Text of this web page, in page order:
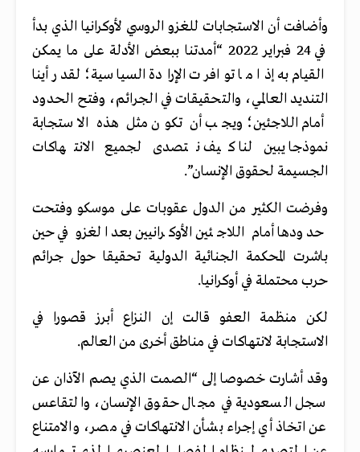
وأضافت أن الاستجابات للغزو الروسي لأوكرانيا الذي بدأ
في 24 فبراير 2022 “أمدتنا ببعض الأدلة على ما يمكن
القيام به إذا ما توافرت الإرادة السياسية؛ لقد رأينا
التنديد العالمي، والتحقيقات في الجرائم، وفتح الحدود
أمام اللاجئين؛ ويجب أن تكون مثل هذه الاستجابة
نموذجا يبين لنا كيف نتصدى لجميع الانتهاكات
الجسيمة لحقوق الإنسان”.
وفرضت الكثير من الدول عقوبات على موسكو وفتحت
حدودها أمام اللاجئين الأوكرانيين بعد الغزو في حين
باشرت المحكمة الجنائية الدولية تحقيقا حول جرائم
حرب محتملة في أوكرانيا.
لكن منظمة العفو قالت إن النزاع أبرز قصورا في
الاستجابة لانتهاكات في مناطق أخرى من العالم.
وقد أشارت خصوصا إلى “الصمت الذي يصم الآذان عن
سجل السعودية في مجال حقوق الإنسان، والتقاعس
عن اتخاذ أي إجراء بشأن الانتهاكات في مصر، والامتناع